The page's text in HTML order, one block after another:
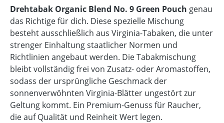
Drehtabak Organic Blend No. 9 Green Pouch genau
das Richtige für dich. Diese spezielle Mischung
besteht ausschließlich aus Virginia-Tabaken, die unter
strenger Einhaltung staatlicher Normen und
Richtlinien angebaut werden. Die Tabakmischung
bleibt vollständig frei von Zusatz- oder Aromastoffen,
sodass der ursprüngliche Geschmack der
sonnenverwöhnten Virginia-Blätter ungestört zur
Geltung kommt. Ein Premium-Genuss für Raucher,
die auf Qualität und Reinheit Wert legen.